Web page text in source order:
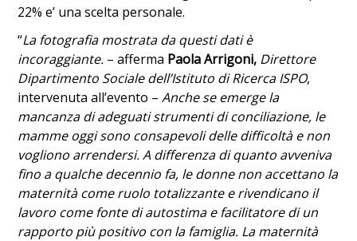
22% e’ una scelta personale.
“La fotografia mostrata da questi dati è
incoraggiante. – afferma Paola Arrigoni, Direttore
Dipartimento Sociale dell’Istituto di Ricerca ISPO,
intervenuta all’evento –Anche se emerge la
mancanza di adeguati strumenti di conciliazione, le
mamme oggi sono consapevoli delle difficoltà e non
vogliono arrendersi. A differenza di quanto avveniva
fino a qualche decennio fa, le donne non accettano la
maternità come ruolo totalizzante e rivendicano il
lavoro come fonte di autostima e facilitatore di un
rapporto più positivo con la famiglia. La maternità